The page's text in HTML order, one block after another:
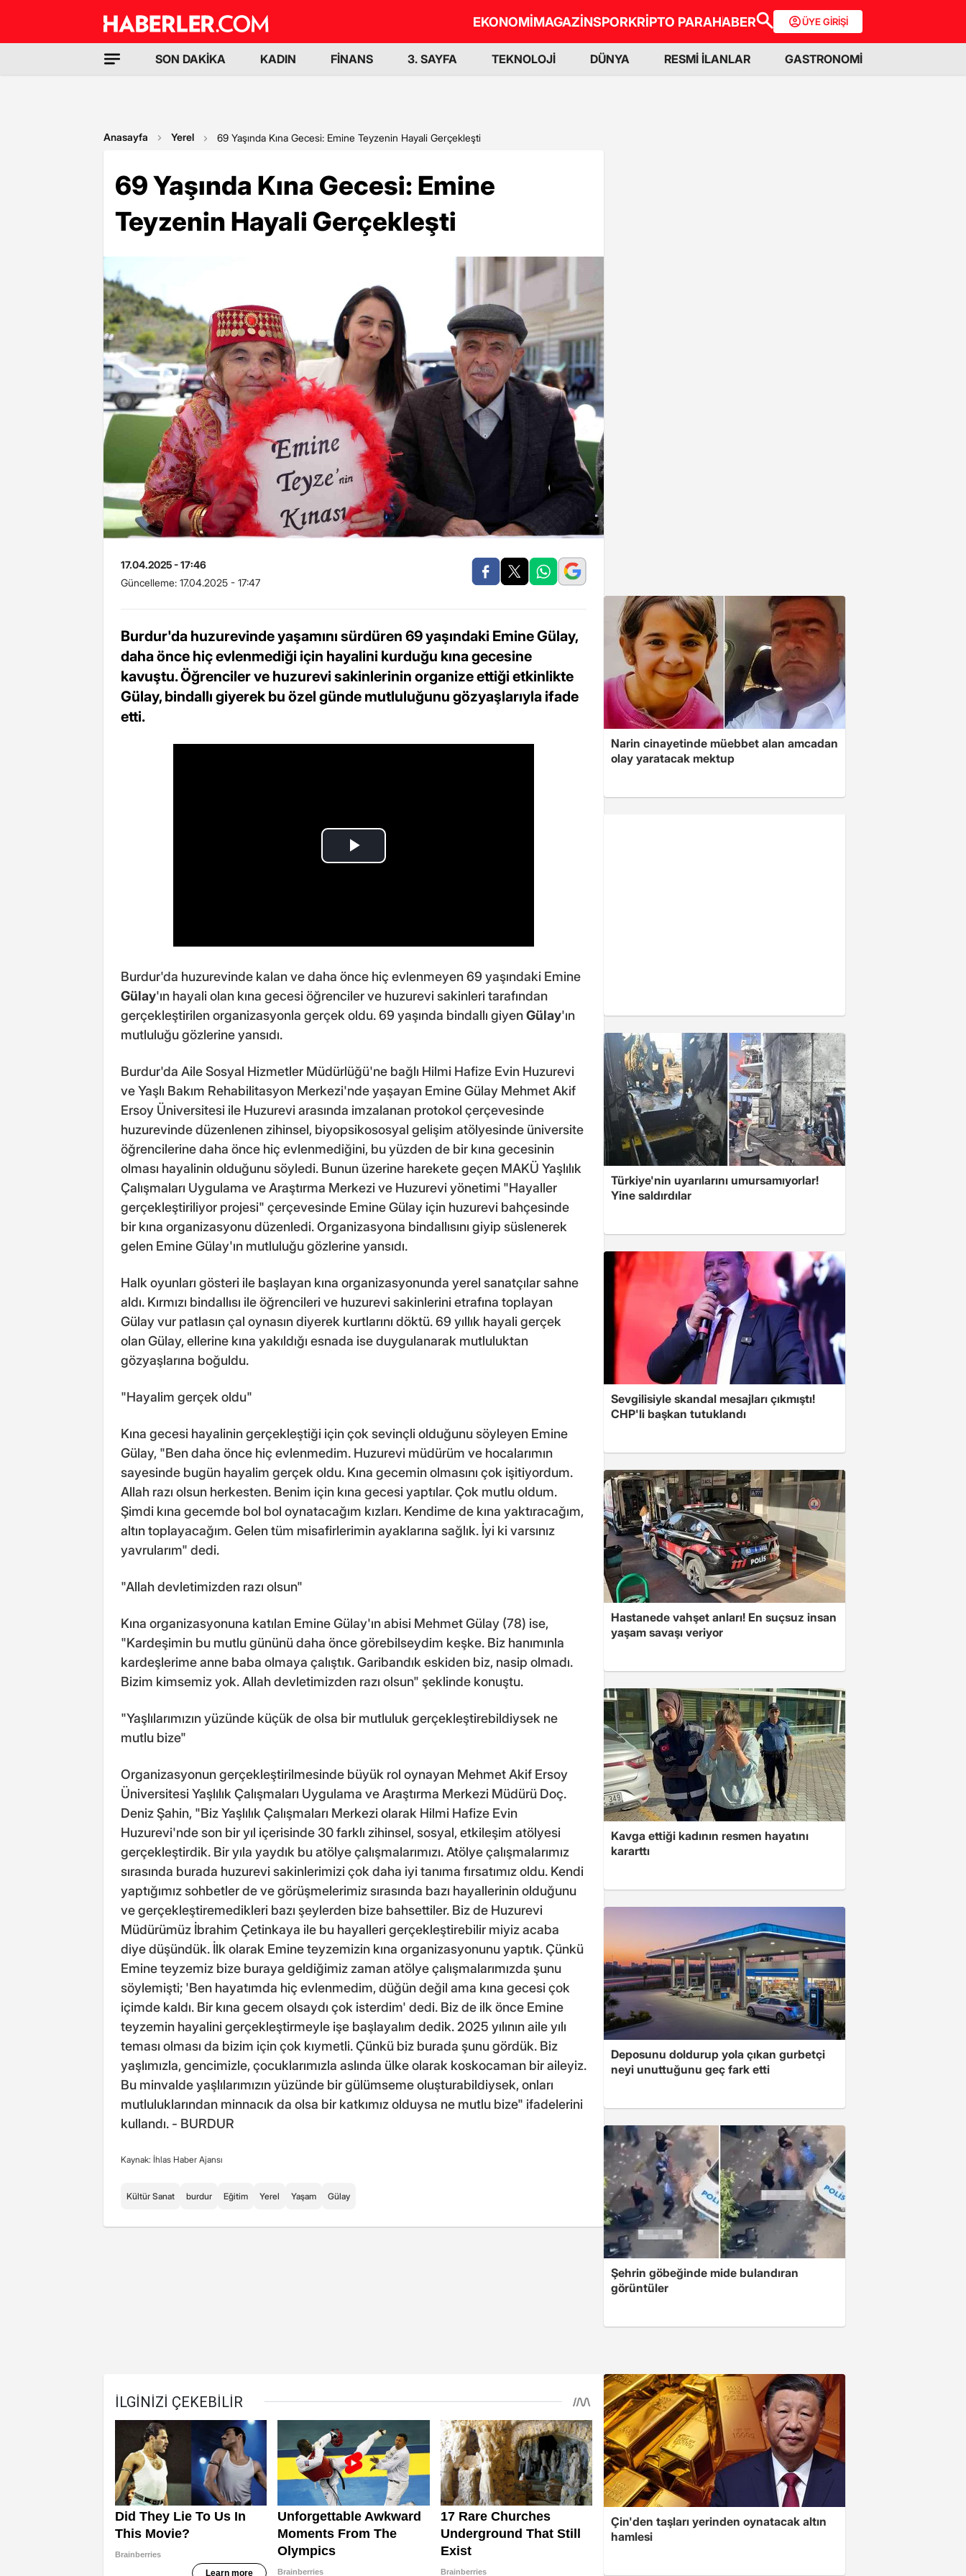
EKONOMİMAGAZİNSPORKRİPTO PARAHABER ÜYE GİRİŞİ
SON DAKİKA KADIN FİNANS 3. SAYFA TEKNOLOJİ DÜNYA RESMİ İLANLAR GASTRONOMİ
Anasayfa Yerel 69 Yaşında Kına Gecesi: Emine Teyzenin Hayali Gerçekleşti
69 Yaşında Kına Gecesi: Emine
Teyzenin Hayali Gerçekleşti
17.04.2025 - 17:46
Güncelleme: 17.04.2025 - 17:47
Burdur'da huzurevinde yaşamını sürdüren 69 yaşındaki Emine Gülay,
daha önce hiç evlenmediği için hayalini kurduğu kına gecesine
kavuştu. Öğrenciler ve huzurevi sakinlerinin organize ettiği etkinlikte
Gülay, bindallı giyerek bu özel günde mutluluğunu gözyaşlarıyla ifade
etti.
Burdur'da huzurevinde kalan ve daha önce hiç evlenmeyen 69 yaşındaki Emine
Gülay'ın hayali olan kına gecesi öğrenciler ve huzurevi sakinleri tarafından
gerçekleştirilen organizasyonla gerçek oldu. 69 yaşında bindallı giyenGülay'ın
mutluluğu gözlerine yansıdı.
Burdur'da Aile Sosyal Hizmetler Müdürlüğü'ne bağlı Hilmi Hafize Evin Huzurevi
ve Yaşlı Bakım Rehabilitasyon Merkezi'nde yaşayan Emine Gülay Mehmet Akif
Ersoy Üniversitesi ile Huzurevi arasında imzalanan protokol çerçevesinde
huzurevinde düzenlenen zihinsel, biyopsikososyal gelişim atölyesinde üniversite
öğrencilerine daha önce hiç evlenmediğini, bu yüzden de bir kına gecesinin
olması hayalinin olduğunu söyledi. Bunun üzerine harekete geçen MAKÜ Yaşlılık
Çalışmaları Uygulama ve Araştırma Merkezi ve Huzurevi yönetimi "Hayaller
gerçekleştiriliyor projesi" çerçevesinde Emine Gülay için huzurevi bahçesinde
bir kına organizasyonu düzenledi. Organizasyona bindallısını giyip süslenerek
gelen Emine Gülay'ın mutluluğu gözlerine yansıdı.
Halk oyunları gösteri ile başlayan kına organizasyonunda yerel sanatçılar sahne
aldı. Kırmızı bindallısı ile öğrencileri ve huzurevi sakinlerini etrafına toplayan
Gülay vur patlasın çal oynasın diyerek kurtlarını döktü. 69 yıllık hayali gerçek
olan Gülay, ellerine kına yakıldığı esnada ise duygulanarak mutluluktan
gözyaşlarına boğuldu.
"Hayalim gerçek oldu"
Kına gecesi hayalinin gerçekleştiği için çok sevinçli olduğunu söyleyen Emine
Gülay, "Ben daha önce hiç evlenmedim. Huzurevi müdürüm ve hocalarımın
sayesinde bugün hayalim gerçek oldu. Kına gecemin olmasını çok işitiyordum.
Allah razı olsun herkesten. Benim için kına gecesi yaptılar. Çok mutlu oldum.
Şimdi kına gecemde bol bol oynatacağım kızları. Kendime de kına yaktıracağım,
altın toplayacağım. Gelen tüm misafirlerimin ayaklarına sağlık. İyi ki varsınız
yavrularım" dedi.
"Allah devletimizden razı olsun"
Kına organizasyonuna katılan Emine Gülay'ın abisi Mehmet Gülay (78) ise,
"Kardeşimin bu mutlu gününü daha önce görebilseydim keşke. Biz hanımınla
kardeşlerime anne baba olmaya çalıştık. Garibandık eskiden biz, nasip olmadı.
Bizim kimsemiz yok. Allah devletimizden razı olsun" şeklinde konuştu.
"Yaşlılarımızın yüzünde küçük de olsa bir mutluluk gerçekleştirebildiysek ne
mutlu bize"
Organizasyonun gerçekleştirilmesinde büyük rol oynayan Mehmet Akif Ersoy
Üniversitesi Yaşlılık Çalışmaları Uygulama ve Araştırma Merkezi Müdürü Doç.
Deniz Şahin, "Biz Yaşlılık Çalışmaları Merkezi olarak Hilmi Hafize Evin
Huzurevi'nde son bir yıl içerisinde 30 farklı zihinsel, sosyal, etkileşim atölyesi
gerçekleştirdik. Bir yıla yaydık bu atölye çalışmalarımızı. Atölye çalışmalarımız
sırasında burada huzurevi sakinlerimizi çok daha iyi tanıma fırsatımız oldu. Kendi
yaptığımız sohbetler de ve görüşmelerimiz sırasında bazı hayallerinin olduğunu
ve gerçekleştiremedikleri bazı şeylerden bize bahsettiler. Biz de Huzurevi
Müdürümüz İbrahim Çetinkaya ile bu hayalleri gerçekleştirebilir miyiz acaba
diye düşündük. İlk olarak Emine teyzemizin kına organizasyonunu yaptık. Çünkü
Emine teyzemiz bize buraya geldiğimiz zaman atölye çalışmalarımızda şunu
söylemişti; 'Ben hayatımda hiç evlenmedim, düğün değil ama kına gecesi çok
içimde kaldı. Bir kına gecem olsaydı çok isterdim' dedi. Biz de ilk önce Emine
teyzemin hayalini gerçekleştirmeyle işe başlayalım dedik. 2025 yılının aile yılı
teması olması da bizim için çok kıymetli. Çünkü biz burada şunu gördük. Biz
yaşlımızla, gencimizle, çocuklarımızla aslında ülke olarak koskocaman bir aileyiz.
Bu minvalde yaşlılarımızın yüzünde bir gülümseme oluşturabildiysek, onları
mutluluklarından minnacık da olsa bir katkımız olduysa ne mutlu bize" ifadelerini
kullandı. - BURDUR
Kaynak: İhlas Haber Ajansı
Kültür Sanat burdur Eğitim Yerel Yaşam Gülay
Narin cinayetinde müebbet alan amcadan
olay yaratacak mektup
Türkiye'nin uyarılarını umursamıyorlar!
Yine saldırdılar
Sevgilisiyle skandal mesajları çıkmıştı!
CHP'li başkan tutuklandı
Hastanede vahşet anları! En suçsuz insan
yaşam savaşı veriyor
Kavga ettiği kadının resmen hayatını
kararttı
Deposunu doldurup yola çıkan gurbetçi
neyi unuttuğunu geç fark etti
Şehrin göbeğinde mide bulandıran
görüntüler
Çin'den taşları yerinden oynatacak altın
hamlesi